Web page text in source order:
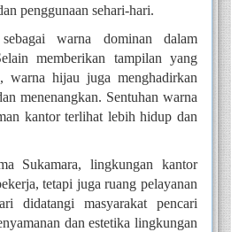
penggunaan sehari-hari.
warna dominan dalam
memberikan tampilan yang
warna hijau juga menghadirkan
menenangkan. Sentuhan warna
kantor terlihat lebih hidup dan
Sukamara, lingkungan kantor
tetapi juga ruang pelayanan
didatangi masyarakat pencari
dan estetika lingkungan